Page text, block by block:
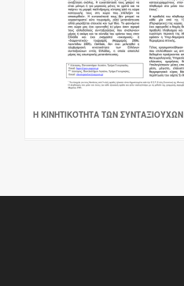
Η ΚΙΝΗΤΙΚΌΤΗΤΑ ΤΩΝ